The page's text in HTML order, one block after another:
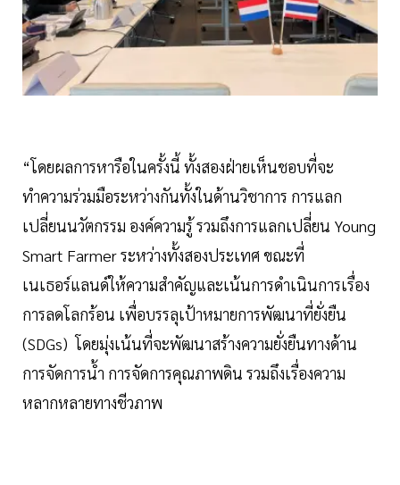
“โดยผลการหารือในครั้งนี้ ทั้งสองฝ่ายเห็นชอบที่จะ
ทำความร่วมมือระหว่างกันทั้งในด้านวิชาการ การแลก
เปลี่ยนนวัตกรรม องค์ความรู้ รวมถึงการแลกเปลี่ยน Young
Smart Farmer ระหว่างทั้งสองประเทศ ขณะที่
เนเธอร์แลนด์ให้ความสำคัญและเน้นการดำเนินการเรื่อง
การลดโลกร้อน เพื่อบรรลุเป้าหมายการพัฒนาที่ยั่งยืน
(SDGs) โดยมุ่งเน้นที่จะพัฒนาสร้างความยั่งยืนทางด้าน
การจัดการน้ำ การจัดการคุณภาพดิน รวมถึงเรื่องความ
หลากหลายทางชีวภาพ